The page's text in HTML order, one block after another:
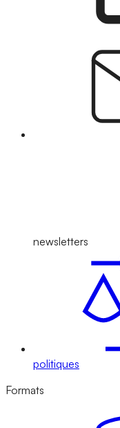
newsletters
politiques
Formats